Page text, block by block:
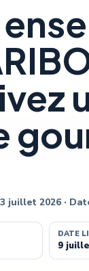
juillet 2026 ·
DATE
9